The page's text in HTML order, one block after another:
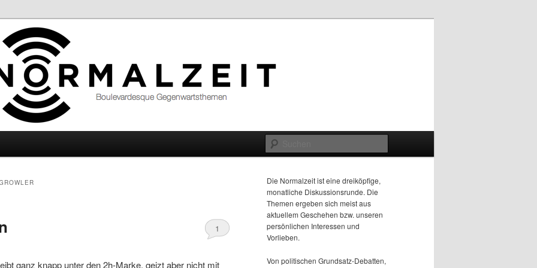
1
ganz knapp unter den 2h-Marke, geizt aber nicht mit
Die Normalzeit ist eine dreiköpfige,
monatliche Diskussionsrunde. Die
Themen ergeben sich meist aus
aktuellem Geschehen bzw. unseren
persönlichen Interessen und
Vorlieben.
Von politischen Grundsatz-Debatten,